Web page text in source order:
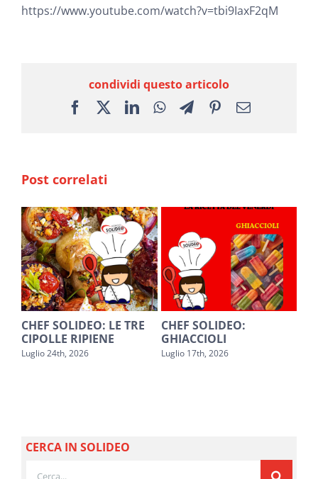
https://www.youtube.com/watch?v=tbi9IaxF2qM
condividi questo articolo
FacebookLinkedInWhatsAppTelegramPinterest
Email
Post correlati
CHEF SOLIDEO: LE TRE
CIPOLLE RIPIENE
Luglio 24th, 2026
CHEF SOLIDEO:
GHIACCIOLI
Luglio 17th, 2026
CERCA IN SOLIDEO